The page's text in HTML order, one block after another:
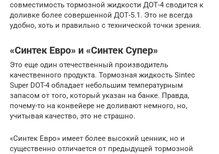
совместимость тормозной жидкости ДОТ-4 сводится к
доливке более совершенной ДОТ-5.1. Это не всегда
удобно, хоть и правильно с технической точки зрения.
«Синтек Евро» и «Синтек Супер»
Это еще один отечественный производитель
качественного продукта. Тормозная жидкость Sintec
Super DOT-4 обладает небольшим температурным
запасом от того, который указан на банке. Правда,
почему-то на конвейере не доливают немного, но,
учитывая качество, это не страшно.
«Синтек Евро» имеет более высокий ценник, но и
существенно отличается от предыдущей тормозной